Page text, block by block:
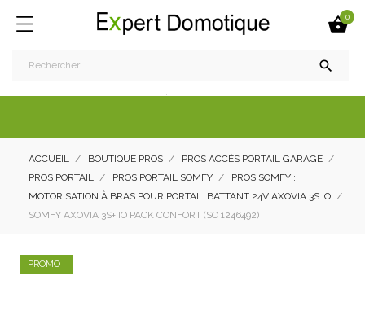
0

ACCUEIL BOUTIQUE PROS
PROS ACCÈS PORTAIL GARAGE
PROS PORTAIL
PROS PORTAIL SOMFY
PROS SOMFY :
MOTORISATION À BRAS POUR PORTAIL BATTANT 24V AXOVIA 3S IO
SOMFY AXOVIA 3S+ IO PACK CONFORT (SO 1246492)
PROMO !